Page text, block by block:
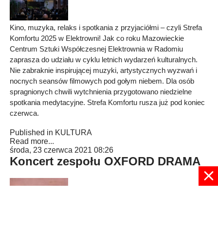
Kino, muzyka, relaks i spotkania z przyjaciółmi – czyli Strefa
Komfortu 2025 w Elektrowni! Jak co roku Mazowieckie
Centrum Sztuki Współczesnej Elektrownia w Radomiu
zaprasza do udziału w cyklu letnich wydarzeń kulturalnych.
Nie zabraknie inspirującej muzyki, artystycznych wyzwań i
nocnych seansów filmowych pod gołym niebem. Dla osób
spragnionych chwili wytchnienia przygotowano niedzielne
spotkania medytacyjne. Strefa Komfortu rusza już pod koniec
czerwca.
Published in KULTURA
Read more...
środa, 23 czerwca 2021 08:26
Koncert zespołu OXFORD DRAMA